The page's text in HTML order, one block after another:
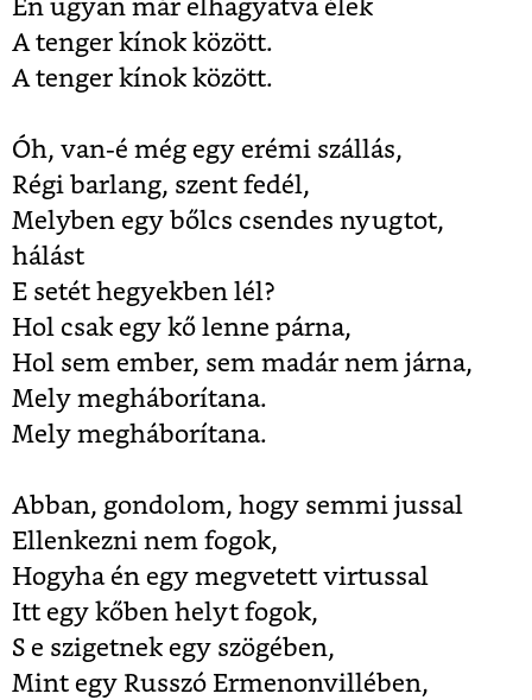
Én ugyan már elhagyatva élek
A tenger kínok között.
A tenger kínok között.
Óh, van-é még egy erémi szállás,
Régi barlang, szent fedél,
Melyben egy bőlcs csendes nyugtot,
hálást
E setét hegyekben lél?
Hol csak egy kő lenne párna,
Hol sem ember, sem madár nem járna,
Mely megháborítana.
Mely megháborítana.
Abban, gondolom, hogy semmi jussal
Ellenkezni nem fogok,
Hogyha én egy megvetett virtussal
Itt egy kőben helyt fogok,
S e szigetnek egy szögében,
Mint egy Russzó Ermenonvillében,